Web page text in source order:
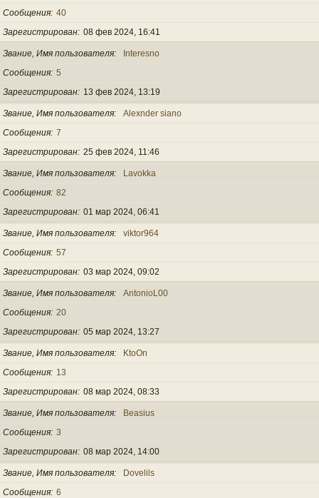
Сообщения 40
Зарегистрирован 08 фев 2024, 16:41
Звание, Имя пользователя
Interesno
Сообщения 5
Зарегистрирован
13 фев 2024, 13:19
Звание, Имя пользователя
Alexnder siano
Сообщения 7
Зарегистрирован 25 фев 2024, 11:46
Звание, Имя пользователя
Lavokka
Сообщения 82
Зарегистрирован 01 мар 2024, 06:41
Звание, Имя пользователя
viktor964
Сообщения 57
Зарегистрирован 03 мар 2024, 09:02
Звание, Имя пользователя
AntonioL00
Сообщения 20
Зарегистрирован 05 мар 2024, 13:27
Звание, Имя пользователя
KtoOn
Сообщения
13
Зарегистрирован 08 мар 2024, 08:33
Звание, Имя пользователя
Beasius
Сообщения 3
Зарегистрирован 08 мар 2024, 14:00
Звание, Имя пользователя
Dovelils
Сообщения 6